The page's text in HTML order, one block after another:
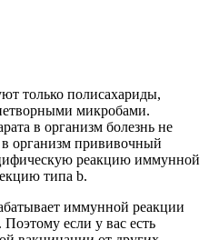
только полисахариды,
микробами.
в организм болезнь не
в организм прививочный
реакцию иммунной
типа b.
иммунной реакции
если у вас есть